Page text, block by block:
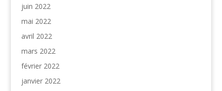
juin 2022
mai 2022
avril 2022
mars 2022
février 2022
janvier 2022